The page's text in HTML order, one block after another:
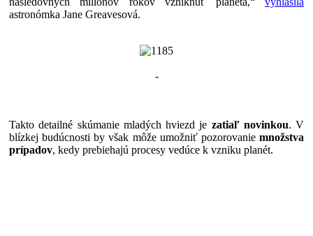
astronómka Jane Greavesová.
-
Takto detailné skúmanie mladých hviezd je zatiaľ novinkou. V
blízkej budúcnosti by však môže umožniť pozorovanie množstva
prípadov, kedy prebiehajú procesy vedúce k vzniku planét.